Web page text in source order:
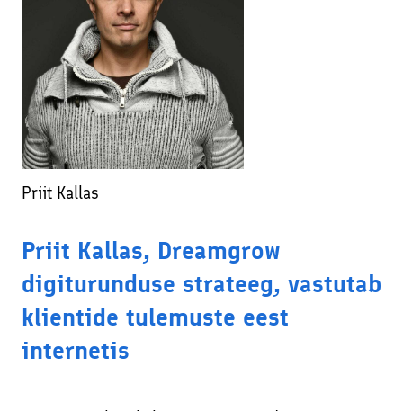
Priit Kallas
Priit Kallas, Dreamgrow
digiturunduse strateeg, vastutab
klientide tulemuste eest
internetis